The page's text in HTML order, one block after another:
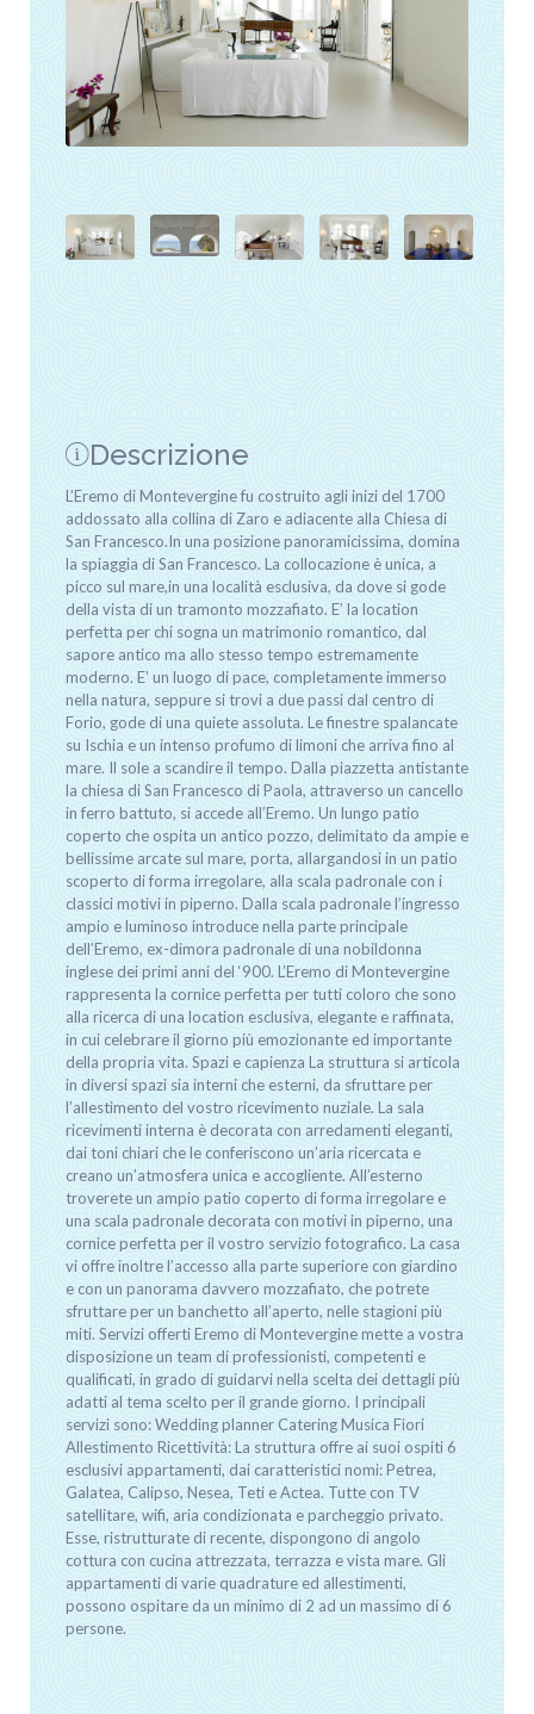
Descrizione
L’Eremo di Montevergine fu costruito agli inizi del 1700
addossato alla collina di Zaro e adiacente alla Chiesa di
San Francesco.In una posizione panoramicissima, domina
la spiaggia di San Francesco. La collocazione è unica, a
picco sul mare,in una località esclusiva, da dove si gode
della vista di un tramonto mozzafiato. E’ la location
perfetta per chi sogna un matrimonio romantico, dal
sapore antico ma allo stesso tempo estremamente
moderno. E’ un luogo di pace, completamente immerso
nella natura, seppure si trovi a due passi dal centro di
Forio, gode di una quiete assoluta. Le finestre spalancate
su Ischia e un intenso profumo di limoni che arriva fino al
mare. Il sole a scandire il tempo. Dalla piazzetta antistante
la chiesa di San Francesco di Paola, attraverso un cancello
in ferro battuto, si accede all’Eremo. Un lungo patio
coperto che ospita un antico pozzo, delimitato da ampie e
bellissime arcate sul mare, porta, allargandosi in un patio
scoperto di forma irregolare, alla scala padronale con i
classici motivi in piperno. Dalla scala padronale l’ingresso
ampio e luminoso introduce nella parte principale
dell’Eremo, ex-dimora padronale di una nobildonna
inglese dei primi anni del ‘900. L’Eremo di Montevergine
rappresenta la cornice perfetta per tutti coloro che sono
alla ricerca di una location esclusiva, elegante e raffinata,
in cui celebrare il giorno più emozionante ed importante
della propria vita. Spazi e capienza La struttura si articola
in diversi spazi sia interni che esterni, da sfruttare per
l’allestimento del vostro ricevimento nuziale. La sala
ricevimenti interna è decorata con arredamenti eleganti,
dai toni chiari che le conferiscono un’aria ricercata e
creano un’atmosfera unica e accogliente. All’esterno
troverete un ampio patio coperto di forma irregolare e
una scala padronale decorata con motivi in piperno, una
cornice perfetta per il vostro servizio fotografico. La casa
vi offre inoltre l’accesso alla parte superiore con giardino
e con un panorama davvero mozzafiato, che potrete
sfruttare per un banchetto all’aperto, nelle stagioni più
miti. Servizi offerti Eremo di Montevergine mette a vostra
disposizione un team di professionisti, competenti e
qualificati, in grado di guidarvi nella scelta dei dettagli più
adatti al tema scelto per il grande giorno. I principali
servizi sono: Wedding planner Catering Musica Fiori
Allestimento Ricettività: La struttura offre ai suoi ospiti 6
esclusivi appartamenti, dai caratteristici nomi: Petrea,
Galatea, Calipso, Nesea, Teti e Actea. Tutte con TV
satellitare, wifi, aria condizionata e parcheggio privato.
Esse, ristrutturate di recente, dispongono di angolo
cottura con cucina attrezzata, terrazza e vista mare. Gli
appartamenti di varie quadrature ed allestimenti,
possono ospitare da un minimo di 2 ad un massimo di 6
persone.